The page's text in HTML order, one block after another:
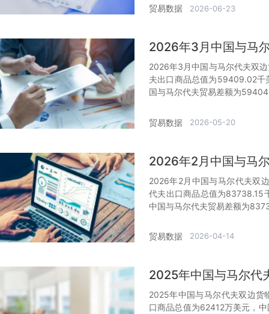
贸易数据 2026-06-23
2026年3月中国与马
2026年3月中国与马尔代夫双
夫出口商品总值为59409.02千
国与马尔代夫贸易差额为
贸易数据 2026-05-20
2026年2月中国与马
2026年2月中国与马尔代夫双
代夫出口商品总值为83738.15
中国与马尔代夫贸易差额为
贸易数据 2026-04-14
2025年中国与马尔代
2025年中国与马尔代夫双边货
口商品总值为62412万美元，